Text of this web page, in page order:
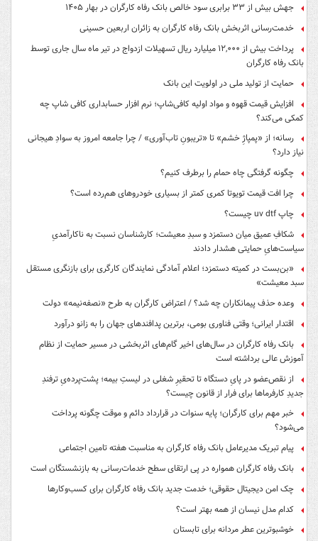
جهش بیش از ۳۳ برابری سود خالص بانک رفاه کارگران در بهار ۱۴۰۵
خدمت‌رسانی اثربخش بانک رفاه کارگران به زائران اربعین حسینی
پرداخت بیش از ۱۲,۰۰۰ میلیارد ریال تسهیلات ازدواج در تیر ماه سال جاری توسط
بانک رفاه کارگران
حمایت از تولید ملی در اولویت این بانک
افزایش قیمت قهوه و مواد اولیه کافی‌شاپ؛ نرم افزار حسابداری کافی شاپ چه
کمکی می‌کند؟
رسانه؛ از «پمپاژِ خشم» تا «تریبونِ تاب‌آوری» / چرا جامعه امروز به سوادِ هیجانی
نیاز دارد؟
چگونه گرفتگی چاه حمام را برطرف کنیم؟
چرا افت قیمت تویوتا کمری کمتر از بسیاری خودروهای هم‌رده است؟
چاپ uv dtf چیست؟
شکافِ عمیق میان دستمزد و سبدِ معیشت؛ کارشناسان نسبت به ناکارآمدیِ
سیاست‌هایِ حمایتی هشدار دادند
«بن‌بست در کمیته دستمزد؛ اعلام آمادگی نمایندگان کارگری برای بازنگری مستقل
سبد معیشت»
وعده حذف پیمانکاران چه شد؟ / اعتراض کارگران به طرح «نصفه‌نیمه» دولت
اقتدار ایرانی؛ وقتی فناوری بومی، برترین پدافندهای جهان را به زانو درآورد
بانک رفاه کارگران در سال‌های اخیر گام‌های اثربخشی در مسیر حمایت از نظام
آموزش عالی برداشته است
از نقص‌عضو در پایِ دستگاه تا تحقیرِ شغلی در لیستِ بیمه؛ پشت‌پرده‌یِ ترفندِ
جدیدِ کارفرماها برای فرار از قانون چیست؟
خبر مهم برای کارگران؛ پایه سنوات در قرارداد دائم و موقت چگونه پرداخت
می‌شود؟
پیام تبریک مدیرعامل بانک رفاه کارگران به مناسبت هفته تامین اجتماعی
بانک رفاه کارگران همواره در پی ارتقای سطح خدمات‌رسانی به بازنشستگان است
چک امن دیجیتال حقوقی؛ خدمت جدید بانک رفاه کارگران برای کسب‌وکارها
کدام مدل نیسان از همه بهتر است؟
خوشبوترین عطر مردانه برای تابستان